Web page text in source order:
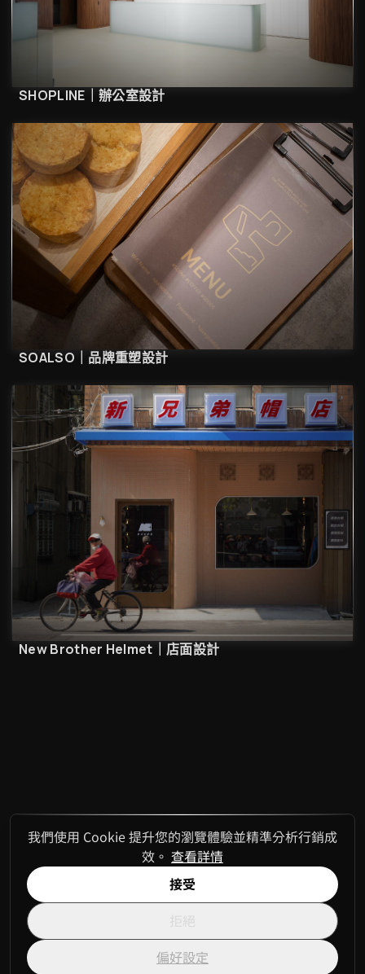
SHOPLINE｜辦公室設計
SOALSO｜品牌重塑設計
New Brother Helmet｜店面設計
我們使用 Cookie 提升您的瀏覽體驗並精準分析行銷成
效。 查看詳情
接受
偏好設定